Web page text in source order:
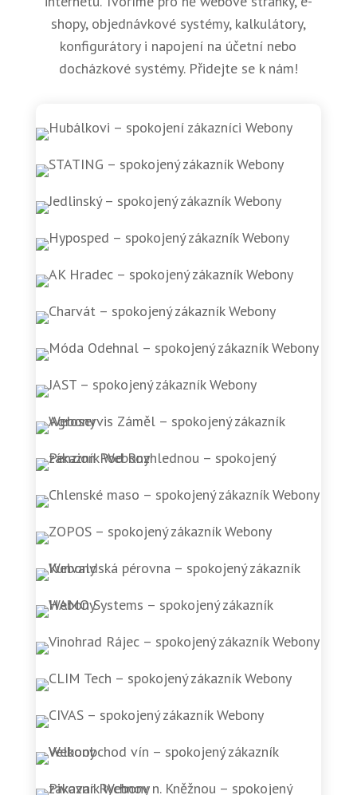
shopy, objednávkové systémy, kalkulátory,
konfigurátory i napojení na účetní nebo
docházkové systémy. Přidejte se k nám!